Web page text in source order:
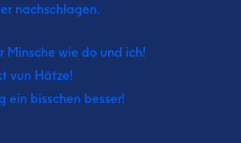
nachschlagen.
Minsche wie do und ich!
vun Hätze!
ein bisschen besser!